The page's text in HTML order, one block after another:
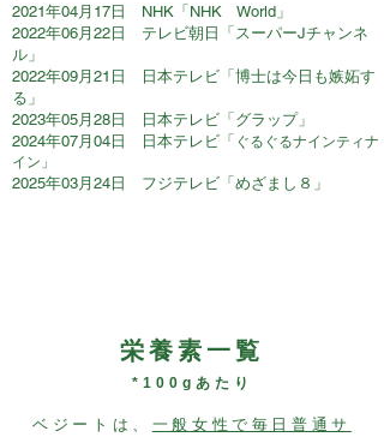
2021年04月17日 NHK「NHK World」
2022年06月22日 テレビ朝日「スーパーJチャンネ
ル」
2022年09月21日 日本テレビ「博士は今日も嫉妬す
る」
2023年05月28日 日本テレビ「グラップ」
2024年07月04日 日本テレビ「 ぐるぐるナインティナ
イン」
2025年03月24日 フジテレビ「めざまし８」
​栄養素一覧
*100gあたり
ベジートは、 一般女性で毎日普通サ